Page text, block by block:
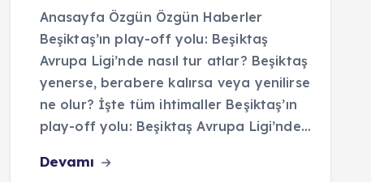
Anasayfa Özgün Özgün Haberler
Beşiktaş’ın play-off yolu: Beşiktaş
Avrupa Ligi’nde nasıl tur atlar? Beşiktaş
yenerse, berabere kalırsa veya yenilirse
ne olur? İşte tüm ihtimaller Beşiktaş’ın
play-off yolu: Beşiktaş Avrupa Ligi’nde…
Devamı